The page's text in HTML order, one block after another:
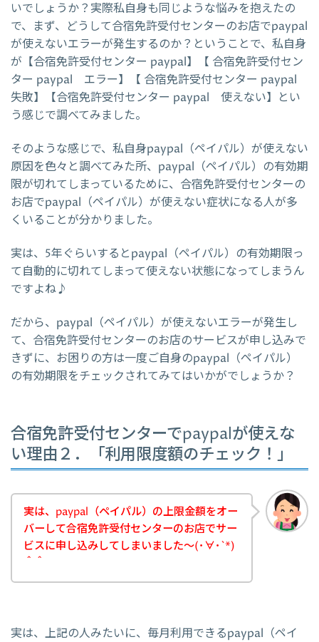
いでしょうか？実際私自身も同じような悩みを抱えたの
で、まず、どうして合宿免許受付センターのお店でpaypal
が使えないエラーが発生するのか？ということで、私自身
が【合宿免許受付センター paypal】【 合宿免許受付セン
ター paypal エラー】【 合宿免許受付センター paypal
失敗】【合宿免許受付センター paypal 使えない】とい
う感じで調べてみました。
そのような感じで、私自身paypal（ペイパル）が使えない
原因を色々と調べてみた所、paypal（ペイパル）の有効期
限が切れてしまっているために、合宿免許受付センターの
お店でpaypal（ペイパル）が使えない症状になる人が多
くいることが分かりました。
実は、5年ぐらいするとpaypal（ペイパル）の有効期限っ
て自動的に切れてしまって使えない状態になってしまうん
ですよね♪
だから、paypal（ペイパル）が使えないエラーが発生し
て、合宿免許受付センターのお店のサービスが申し込みで
きずに、お困りの方は一度ご自身のpaypal（ペイパル）
の有効期限をチェックされてみてはいかがでしょうか？
合宿免許受付センターでpaypalが使えな
い理由２．「利用限度額のチェック！」
実は、paypal（ペイパル）の上限金額をオー
バーして合宿免許受付センターのお店でサー
ビスに申し込みしてしまいました～(･∀･`*)
実は、上記の人みたいに、毎月利用できるpaypal（ペイ